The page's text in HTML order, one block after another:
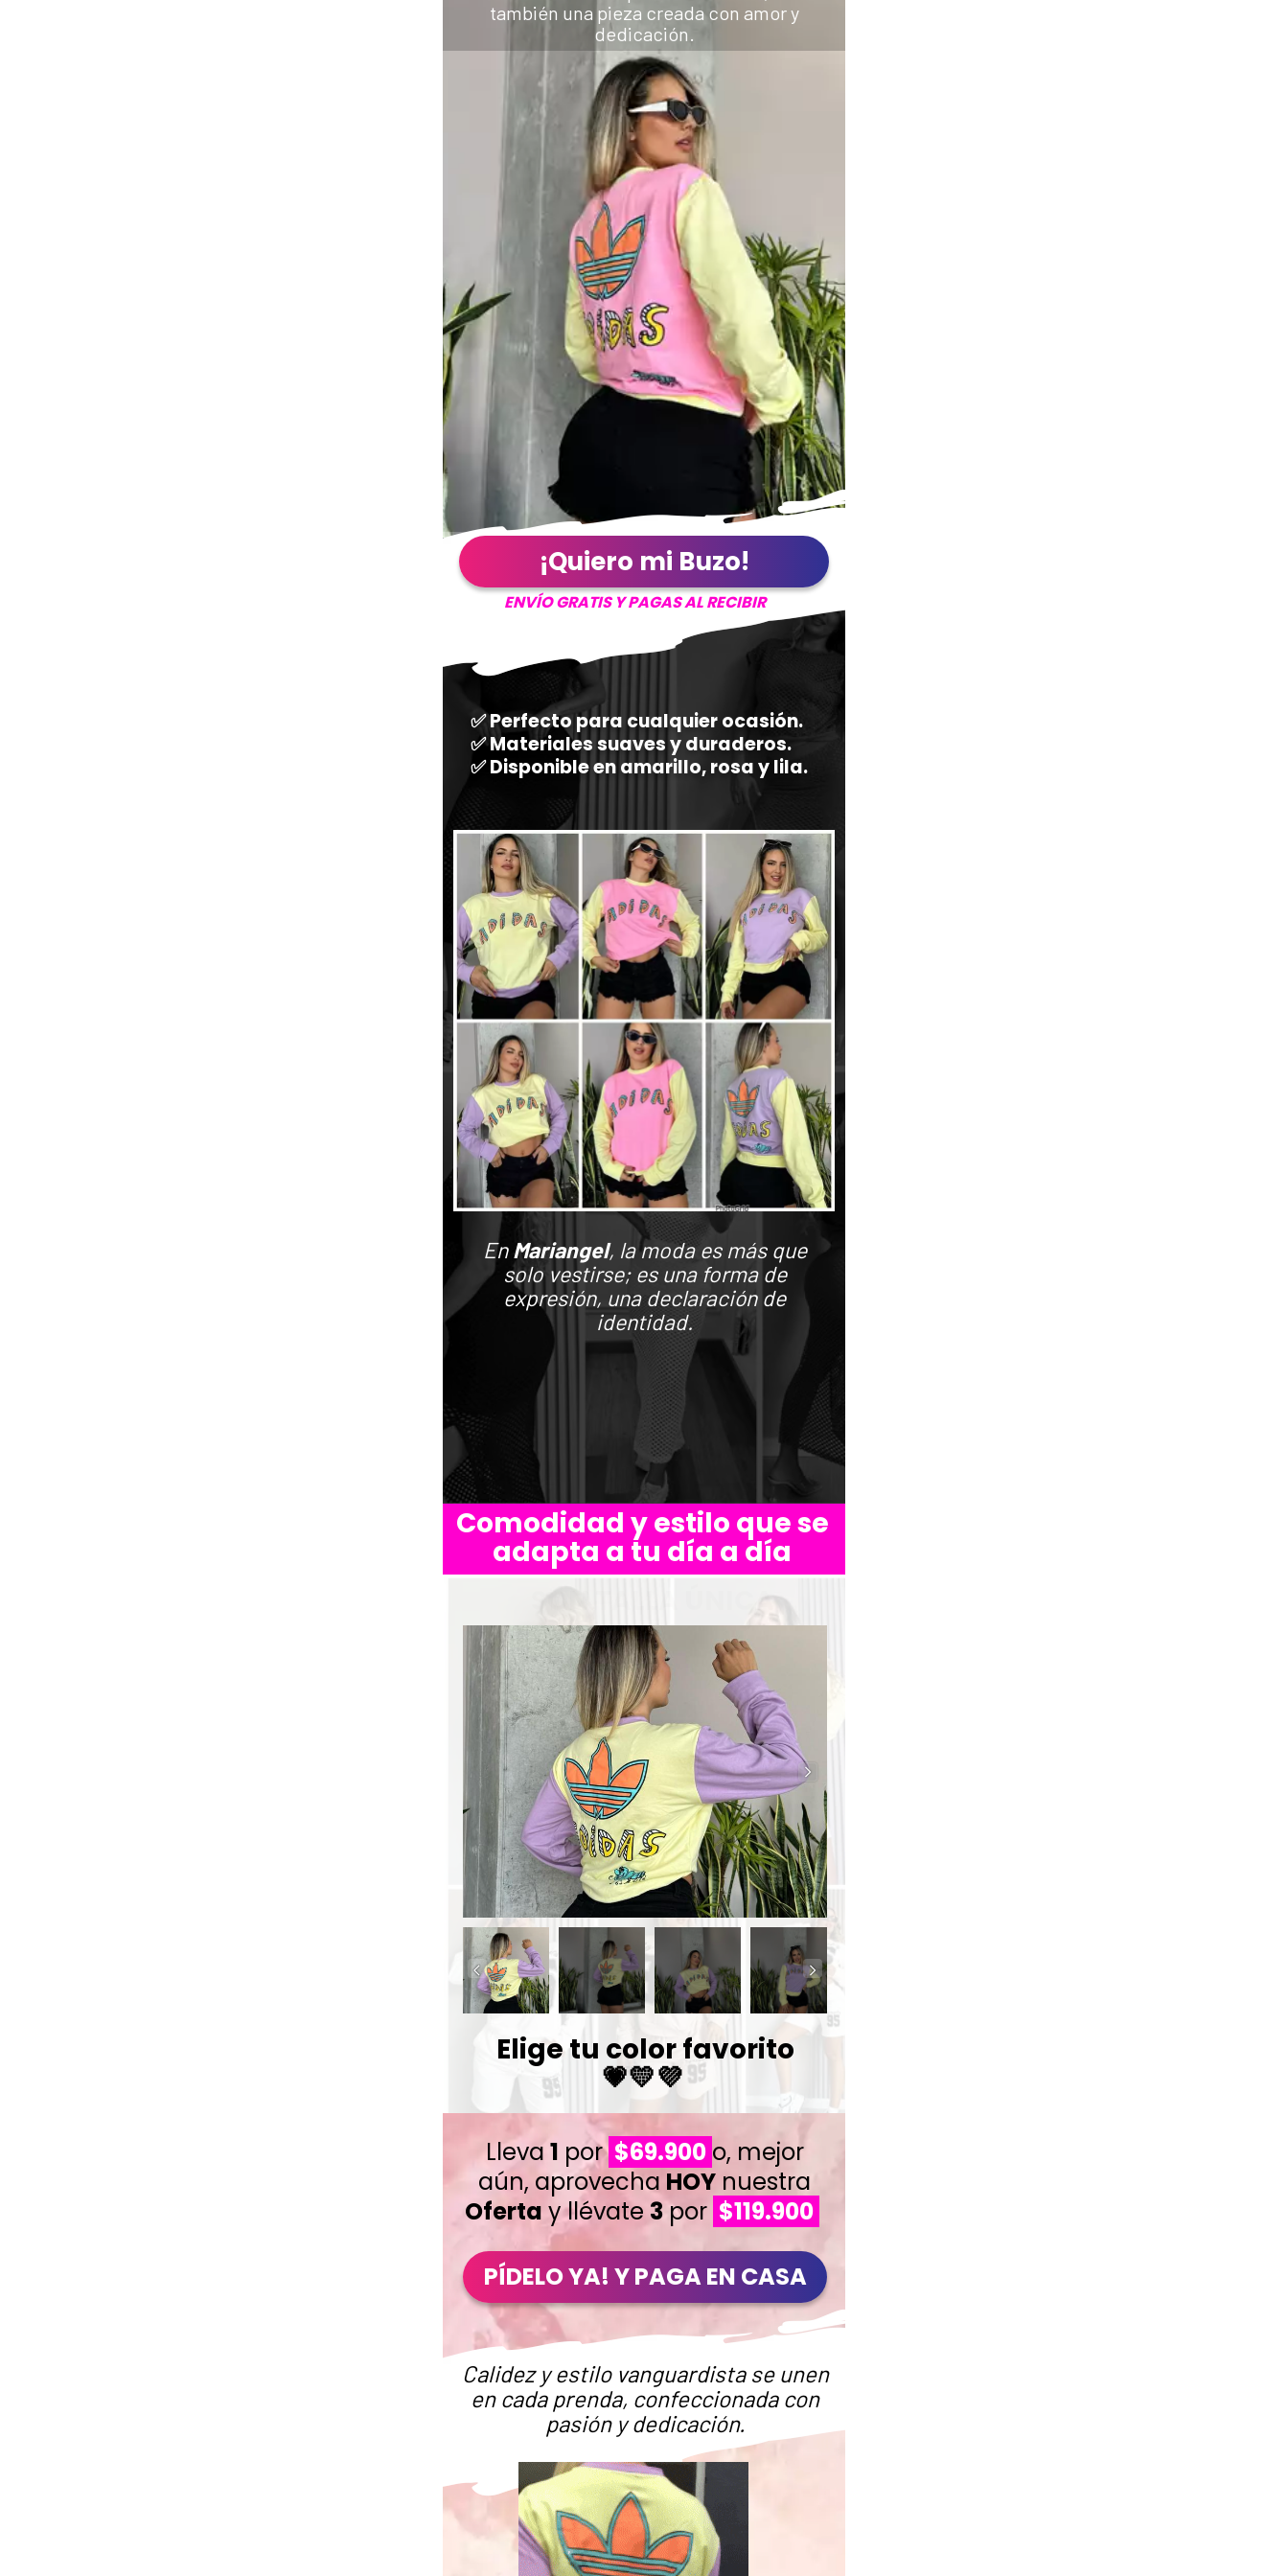
también una pieza creada con amor y
dedicación.
✅ Perfecto para cualquier ocasión.
✅ Materiales suaves y duraderos.
✅ Disponible en amarillo, rosa y lila.
¡Quiero mi Buzo!
EnMariangel, la moda es más que
solo vestirse; es una forma de
expresión, una declaración de
identidad.
ENVÍO GRATIS Y PAGAS AL RECIBIR
SON TALLA ÚNICA
Elige tu color favorito
💗💛💜
Comodidad y estilo que se
adapta a tu día a día
Calidez y estilo vanguardista se unen
en cada prenda, confeccionada con
pasión y dedicación.
PÍDELO YA! Y PAGA EN CASA
Lleva 1 por $69.900 o, mejor
aún, aprovecha HOY nuestra
Oferta y llévate 3por $119.900